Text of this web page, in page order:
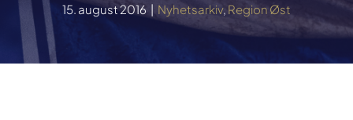
15. august 2016 | Nyhetsarkiv, Region Øst